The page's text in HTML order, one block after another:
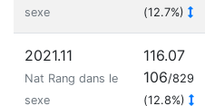
sexe
(12.7%)
2021.11
Nat Rang dans le
sexe
116.07
106/829
(12.8%)